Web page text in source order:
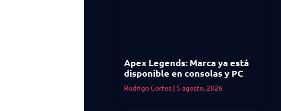
Apex Legends: Marca ya está
disponible en consolas y PC
Rodrigo Cortes 5 agosto, 2026